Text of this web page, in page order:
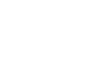
enjeux juridiques
intellectuelle